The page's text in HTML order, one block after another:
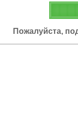
Пожалуйста,